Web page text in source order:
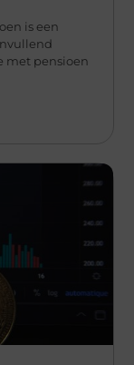
is een
met pensioen